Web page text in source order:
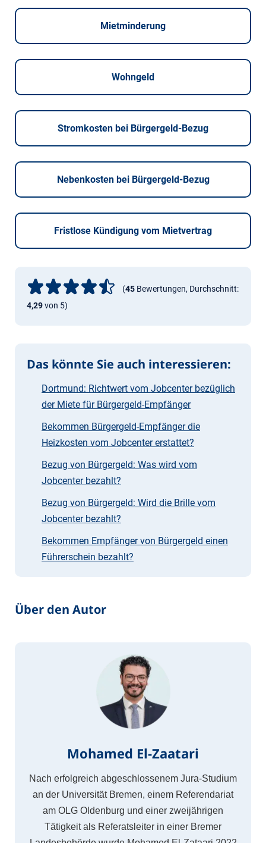
Mietminderung
Wohngeld
Stromkosten bei Bürgergeld-Bezug
Nebenkosten bei Bürgergeld-Bezug
Fristlose Kündigung vom Mietvertrag
(45 Bewertungen, Durchschnitt:
4,29von 5)
Das könnte Sie auch interessieren:
Dortmund: Richtwert vom Jobcenter bezüglich
der Miete für Bürgergeld-Empfänger
Bekommen Bürgergeld-Empfänger die
Heizkosten vom Jobcenter erstattet?
Bezug von Bürgergeld: Was wird vom
Jobcenter bezahlt?
Bezug von Bürgergeld: Wird die Brille vom
Jobcenter bezahlt?
Bekommen Empfänger von Bürgergeld einen
Führerschein bezahlt?
Über den Autor
Mohamed El-Zaatari
Nach erfolgreich abgeschlossenem Jura-Studium
an der Universität Bremen, einem Referendariat
am OLG Oldenburg und einer zweijährigen
Tätigkeit als Referatsleiter in einer Bremer